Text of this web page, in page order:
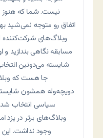
نيست. شما که هنوز
اتفاق رو متوجه نمی‌شيد
وبلاگ‌های شرکت‌کننده
مسابقه نگاهی بندازید و
شايسته می‌دونين
جا هست که
دويچه‌وله همشون
سياسی انتخاب
وبلاگ‌های برتر در يزد
وجود نداشت.